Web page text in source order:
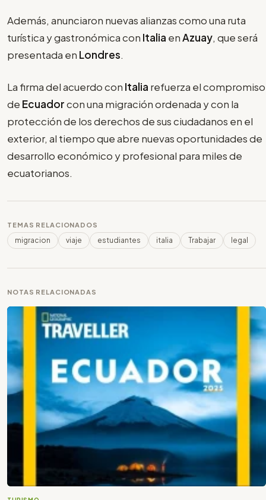
Además, anunciaron nuevas alianzas como una ruta
turística y gastronómica con Italia enAzuay, que será
presentada en Londres.
La firma del acuerdo con Italia refuerza el compromiso
de Ecuadorcon una migración ordenada y con la
protección de los derechos de sus ciudadanos en el
exterior, al tiempo que abre nuevas oportunidades de
desarrollo económico y profesional para miles de
ecuatorianos.
TEMAS RELACIONADOS
migracion viaje estudiantes italia Trabajar legal
NOTAS RELACIONADAS